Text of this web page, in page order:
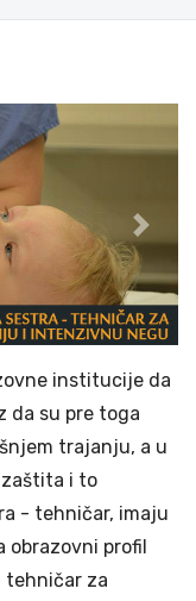
Next
institucije da
da su pre toga
trajanju, a u
i to
- tehničar, imaju
profil
tehničar za